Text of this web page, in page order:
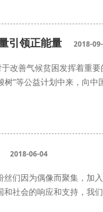
引领正能量 2018-
改善气候贫困发挥着重
树”等公益计划中来，向中
2018-06-04
们因为偶像而聚集，加
社会的响应和支持，我